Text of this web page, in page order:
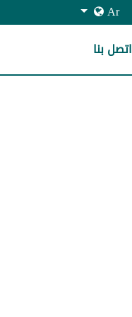
Ar
اتصل بنا